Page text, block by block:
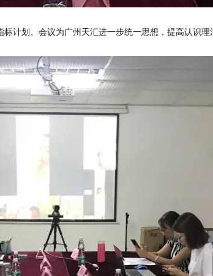
计划。会议为广州天汇进一步统一思想，提高认识